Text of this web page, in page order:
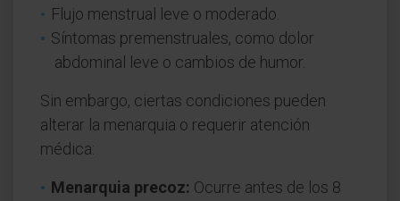
Flujo menstrual leve o moderado.
Síntomas premenstruales, como dolor
abdominal leve o cambios de humor.
Sin embargo, ciertas condiciones pueden
alterar la menarquia o requerir atención
médica:
Menarquia precoz: Ocurre antes de los 8